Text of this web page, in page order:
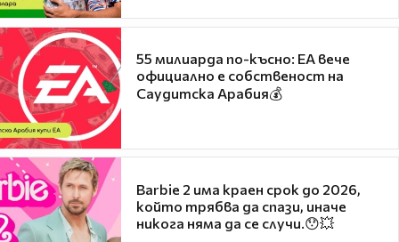
55 милиарда по-късно: EA вече
официално е собственост на
Саудитска Арабия💰
Barbie 2 има краен срок до 2026,
който трябва да спази, иначе
никога няма да се случи.😯💥